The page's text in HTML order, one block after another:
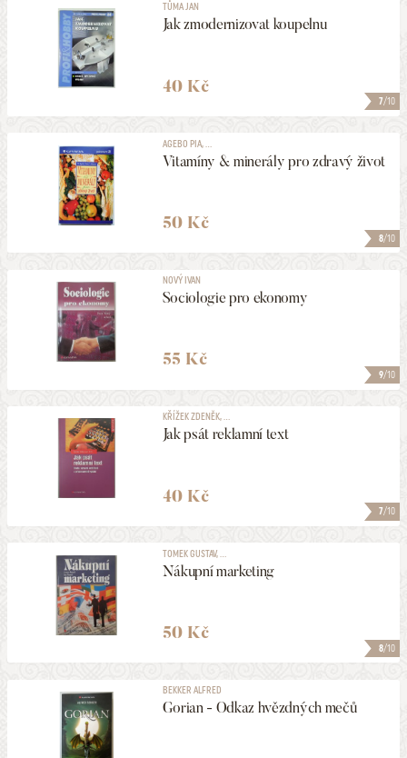
7/10
TŮMA JAN
Jak zmodernizovat koupelnu
40 Kč
8/10
AGEBO PIA, ...
Vitamíny & minerály pro zdravý život
50 Kč
9/10
NOVÝ IVAN
Sociologie pro ekonomy
55 Kč
7/10
KŘÍŽEK ZDENĚK, ...
Jak psát reklamní text
40 Kč
8/10
TOMEK GUSTAV, ...
Nákupní marketing
50 Kč
BEKKER ALFRED
Gorian - Odkaz hvězdných mečů